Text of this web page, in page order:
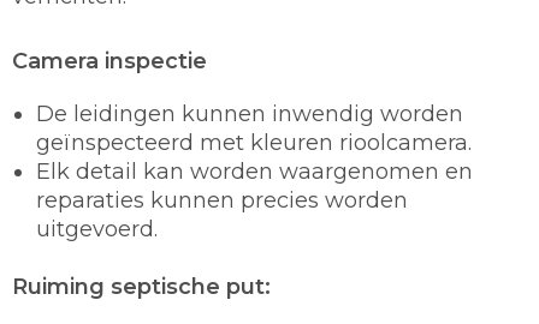
Camera inspectie
De leidingen kunnen inwendig worden
geïnspecteerd met kleuren rioolcamera.
Elk detail kan worden waargenomen en
reparaties kunnen precies worden
uitgevoerd.
Ruiming septische put: